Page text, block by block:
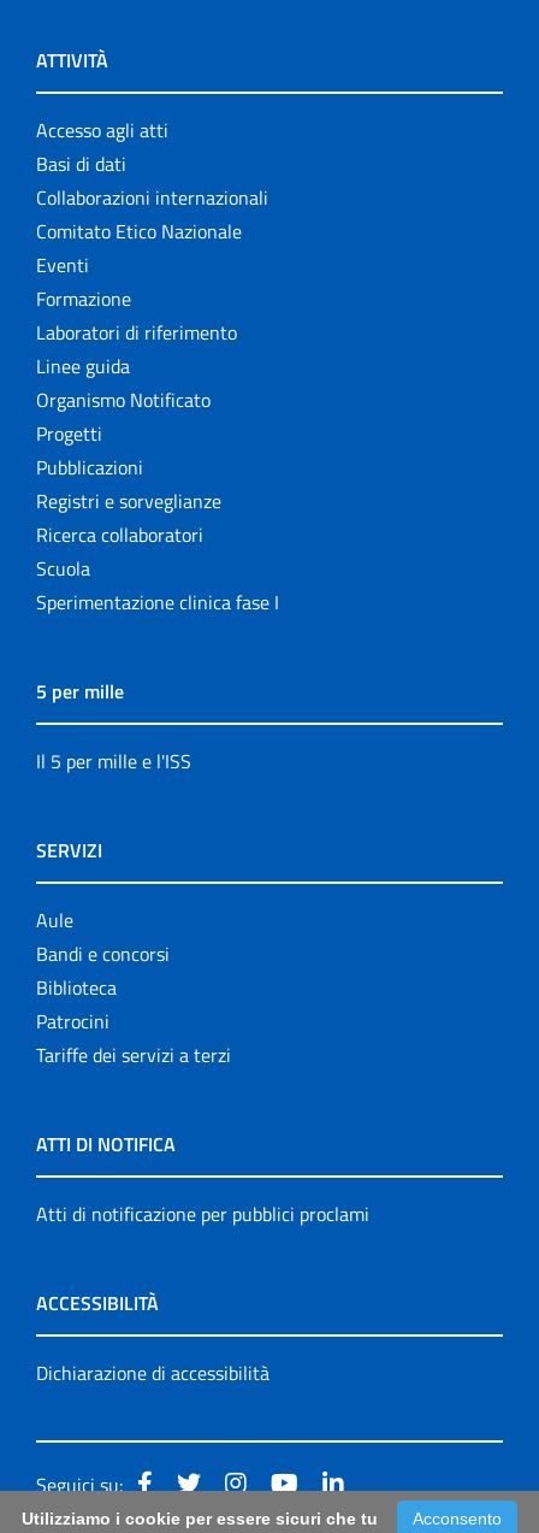
ATTIVITÀ
Accesso agli atti
Basi di dati
Collaborazioni internazionali
Comitato Etico Nazionale
Eventi
Formazione
Laboratori di riferimento
Linee guida
Organismo Notificato
Progetti
Pubblicazioni
Registri e sorveglianze
Ricerca collaboratori
Scuola
Sperimentazione clinica fase I
5 per mille
Il 5 per mille e l'ISS
SERVIZI
Aule
Bandi e concorsi
Biblioteca
Patrocini
Tariffe dei servizi a terzi
ATTI DI NOTIFICA
Atti di notificazione per pubblici proclami
ACCESSIBILITÀ
Dichiarazione di accessibilità
Seguici su:
Acconsento
Utilizziamo i cookie per essere sicuri che tu